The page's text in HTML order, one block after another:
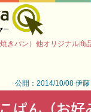
きパン）他オリジナル商
公開：2014/10/08 伊